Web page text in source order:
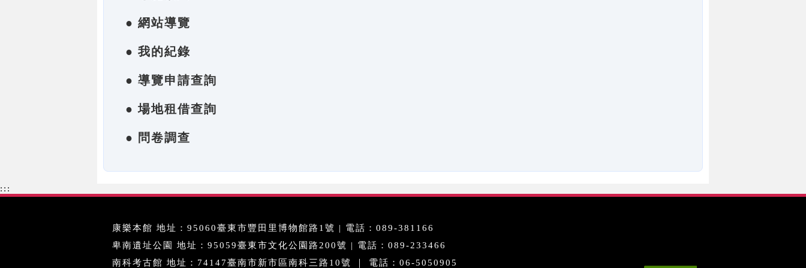
● 網站導覽
● 我的紀錄
● 導覽申請查詢
● 場地租借查詢
● 問卷調查
:::
康樂本館 地址：95060臺東市豐田里博物館路1號 | 電話：089-381166
卑南遺址公園 地址：95059臺東市文化公園路200號 | 電話：089-233466
南科考古館 地址：74147臺南市新市區南科三路10號 ｜ 電話：06-5050905